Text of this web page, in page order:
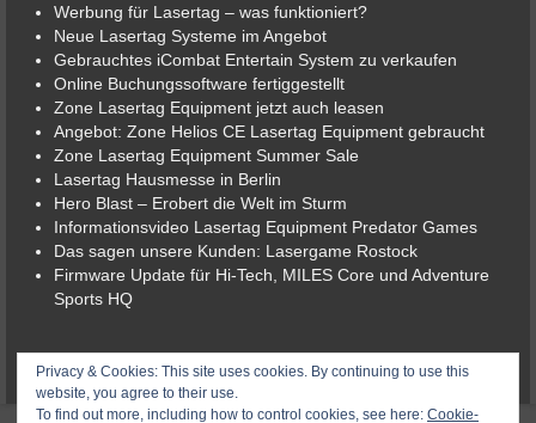
Werbung für Lasertag – was funktioniert?
Neue Lasertag Systeme im Angebot
Gebrauchtes iCombat Entertain System zu verkaufen
Online Buchungssoftware fertiggestellt
Zone Lasertag Equipment jetzt auch leasen
Angebot: Zone Helios CE Lasertag Equipment gebraucht
Zone Lasertag Equipment Summer Sale
Lasertag Hausmesse in Berlin
Hero Blast – Erobert die Welt im Sturm
Informationsvideo Lasertag Equipment Predator Games
Das sagen unsere Kunden: Lasergame Rostock
Firmware Update für Hi-Tech, MILES Core und Adventure
Sports HQ
Privacy & Cookies: This site uses cookies. By continuing to use this
website, you agree to their use.
To find out more, including how to control cookies, see here: Cookie-